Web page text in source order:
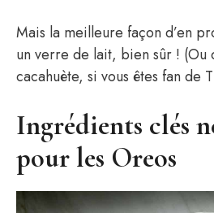
Mais la meilleure façon d’en
un verre de lait, bien sûr ! (Ou
cacahuète, si vous êtes fan de
Ingrédients clés
pour les Oreos